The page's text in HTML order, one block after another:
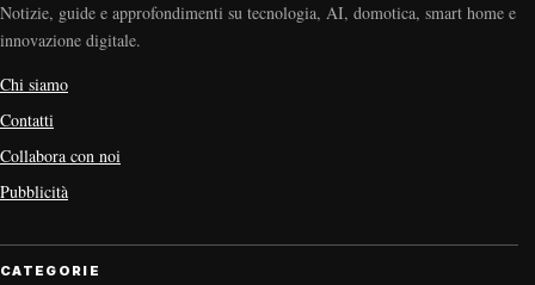
Notizie, guide e approfondimenti su tecnologia, AI, domotica, smart home e
innovazione digitale.
Chi siamo
Contatti
Collabora con noi
Pubblicità
CATEGORIE